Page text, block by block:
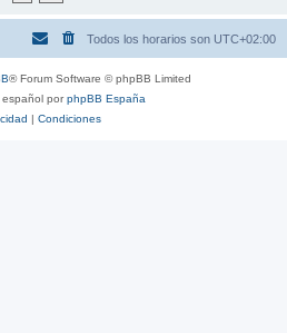
Todos los horarios son UTC+02:00
® Forum Software © phpBB Limited
español porphpBB España
| Condiciones